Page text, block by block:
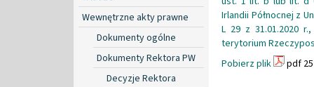
Wewnętrzne akty prawne
Dokumenty ogólne
Dokumenty Rektora PW
Decyzje Rektora
Irlandii Północnej z
L 29 z 31.01.2020
terytorium
Pobierz plik
pdf